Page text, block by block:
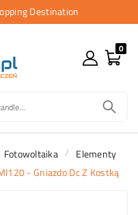
Destination
0
Fotowoltaika
Elementy
- Gniazdo Dc Z Kostką